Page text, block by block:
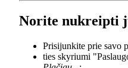
Norite nukreipti
Prisijunkite prie savo
ties skyriumi